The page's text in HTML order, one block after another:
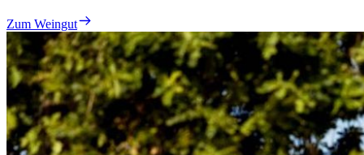
Zum Weingut